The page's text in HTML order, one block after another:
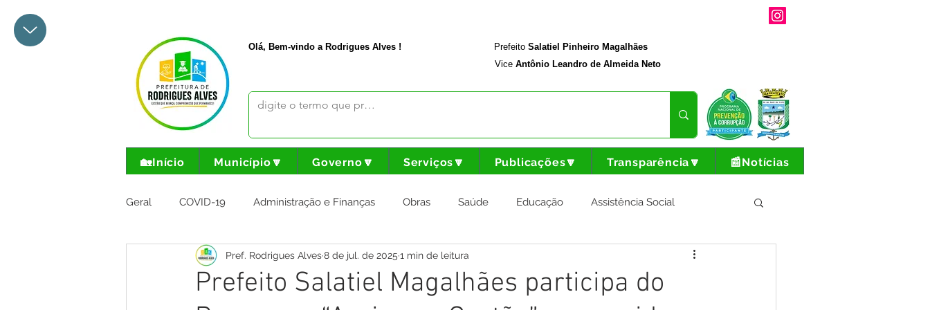
Olá, Bem-vindo a Rodrigues Alves ! Prefeito Salatiel Pinheiro Magalhães
Vice Antônio Leandro de Almeida Neto
🏡Início Município🔽 Governo🔽 Serviços🔽 Publicações🔽 Transparência🔽 📰Notícias
Geral COVID-19 Administração e Finanças Obras Saúde Educação Assistência Social
Meio Ambiente e Turismo Institucional e Governo Cultura Esporte e Lazer
Prefeito Salatiel Magalhães participa do
Pref. Rodrigues Alves8 de jul. de 2025 1 min de leitura